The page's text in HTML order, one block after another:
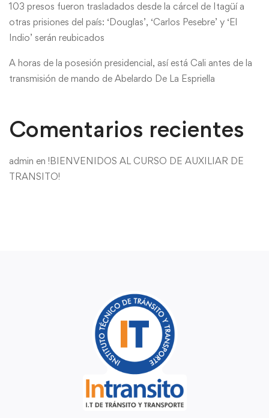
103 presos fueron trasladados desde la cárcel de Itagüí a
otras prisiones del país: ‘Douglas’, ‘Carlos Pesebre’ y ‘El
Indio’ serán reubicados
A horas de la posesión presidencial, así está Cali antes de la
transmisión de mando de Abelardo De La Espriella
Comentarios recientes
admin en !BIENVENIDOS AL CURSO DE AUXILIAR DE
TRANSITO!